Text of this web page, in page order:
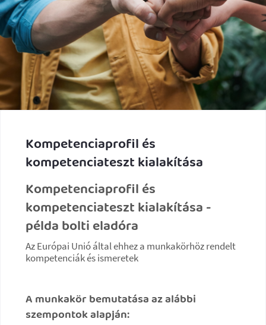
Kompetenciaprofil és
kompetenciateszt kialakítása
Kompetenciaprofil és
kompetenciateszt kialakítása -
példa bolti eladóra
Az Európai Unió által ehhez a munkakörhöz rendelt
kompetenciák és ismeretek
A munkakör bemutatása az alábbi
szempontok alapján: